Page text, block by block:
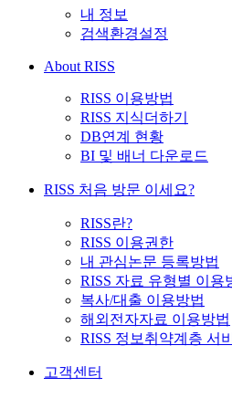
내 정보
검색환경설정
About RISS
RISS 이용방법
RISS 지식더하기
DB연계 현황
BI 및 배너 다운로드
RISS 처음 방문 이세요?
RISS란?
RISS 이용권한
내 관심논문 등록방법
RISS 자료 유형별 이용
복사/대출 이용방법
해외전자자료 이용방법
RISS 정보취약계층 서
고객센터